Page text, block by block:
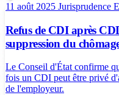
11 août 2025 Jurisprudence
Refus de CDI après
suppression du
Le Conseil d'État confirme
fois un CDI peut être privé
de l'employeur.